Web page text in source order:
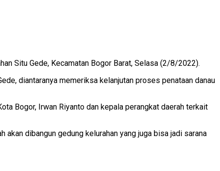
Situ Gede, Kecamatan Bogor Barat, Selasa (2/8/2022).
diantaranya memeriksa kelanjutan proses penataan danau
Bogor, Irwan Riyanto dan kepala perangkat daerah terkait
akan dibangun gedung kelurahan yang juga bisa jadi sarana